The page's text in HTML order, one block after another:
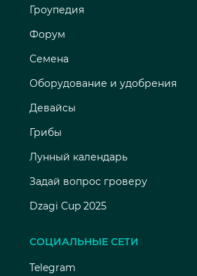
Гроупедия
Форум
Семена
Оборудование и удобрения
Девайсы
Грибы
Лунный календарь
Задай вопрос гроверу
Dzagi Cup 2025
СОЦИАЛЬНЫЕ СЕТИ
Telegram